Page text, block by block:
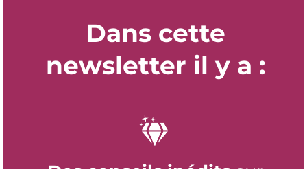
Dans cette
newsletter il y a :